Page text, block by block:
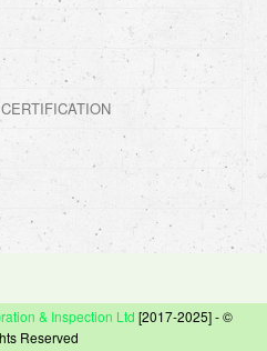
& Inspection Ltd [2017-2025] - ©
Reserved